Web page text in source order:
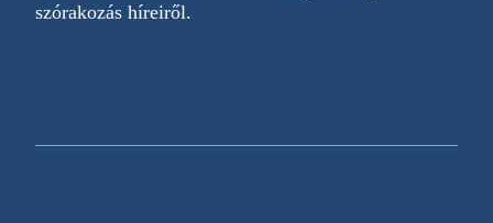
szórakozás híreiről.